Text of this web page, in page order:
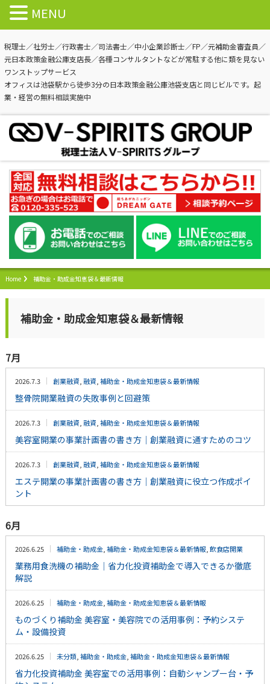
税理士／社労士／行政書士／司法書士／中小企業診断士／FP／元補助金審査員／
元日本政策金融公庫支店長／各種コンサルタントなどが常駐する他に類を見ない
ワンストップサービス
オフィスは池袋駅から徒歩3分の日本政策金融公庫池袋支店と同じビルです。起
業・経営の無料相談実施中
Home 補助金・助成金知恵袋＆最新情報
補助金・助成金知恵袋＆最新情報
7月
2026.7.3 創業融資, 融資, 補助金・助成金知恵袋＆最新情報
整骨院開業融資の失敗事例と回避策
2026.7.3 創業融資, 融資, 補助金・助成金知恵袋＆最新情報
美容室開業の事業計画書の書き方｜創業融資に通すためのコツ
2026.7.3 創業融資, 融資, 補助金・助成金知恵袋＆最新情報
エステ開業の事業計画書の書き方｜創業融資に役立つ作成ポイ
ント
6月
2026.6.25 補助金・助成金, 補助金・助成金知恵袋＆最新情報, 飲食店開業
業務用食洗機の補助金｜省力化投資補助金で導入できるか徹底
解説
2026.6.25 補助金・助成金, 補助金・助成金知恵袋＆最新情報
ものづくり補助金 美容室・美容院での活用事例：予約システ
ム・設備投資
2026.6.25 未分類, 補助金・助成金, 補助金・助成金知恵袋＆最新情報
省力化投資補助金 美容室での活用事例：自動シャンプー台・予
MENU